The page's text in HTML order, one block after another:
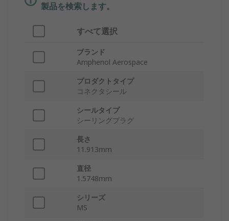
製品を検索します。
すべて選択
ブランド
Amphenol Aerospace
プロダクトタイプ
コネクタシール
シールタイプ
シーリングプラグ
長さ
11.913mm
直径
1.5748mm
シリーズ
MS